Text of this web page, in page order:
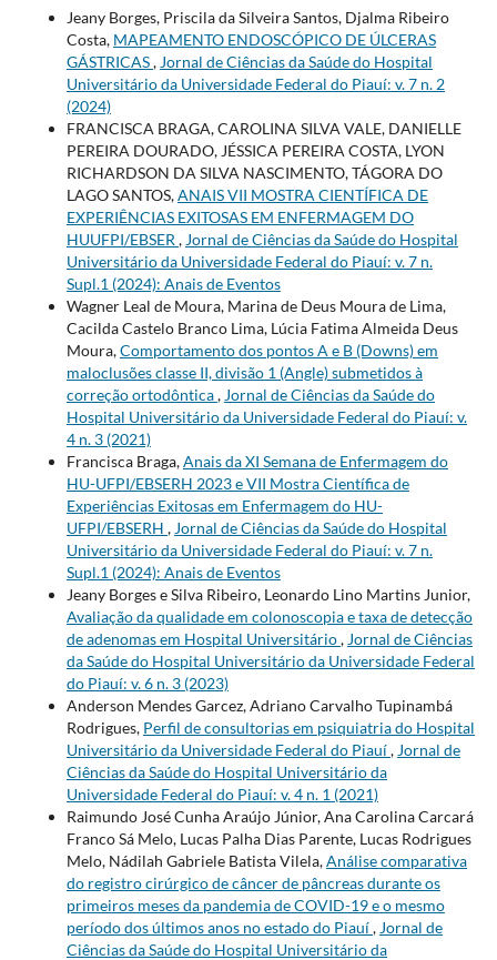
Jeany Borges, Priscila da Silveira Santos, Djalma Ribeiro
Costa, MAPEAMENTO ENDOSCÓPICO DE ÚLCERAS
GÁSTRICAS, Jornal de Ciências da Saúde do Hospital
Universitário da Universidade Federal do Piauí: v. 7 n. 2
(2024)
FRANCISCA BRAGA, CAROLINA SILVA VALE, DANIELLE
PEREIRA DOURADO, JÉSSICA PEREIRA COSTA, LYON
RICHARDSON DA SILVA NASCIMENTO, TÁGORA DO
LAGO SANTOS,ANAIS VII MOSTRA CIENTÍFICA DE
EXPERIÊNCIAS EXITOSAS EM ENFERMAGEM DO
HUUFPI/EBSER , Jornal de Ciências da Saúde do Hospital
Universitário da Universidade Federal do Piauí: v. 7 n.
Supl.1 (2024): Anais de Eventos
Wagner Leal de Moura, Marina de Deus Moura de Lima,
Cacilda Castelo Branco Lima, Lúcia Fatima Almeida Deus
Moura,Comportamento dos pontos A e B (Downs) em
maloclusões classe II, divisão 1 (Angle) submetidos à
correção ortodôntica, Jornal de Ciências da Saúde do
Hospital Universitário da Universidade Federal do Piauí: v.
4 n. 3 (2021)
Francisca Braga,Anais da XI Semana de Enfermagem do
HU-UFPI/EBSERH 2023 e VII Mostra Científica de
Experiências Exitosas em Enfermagem do HU-
UFPI/EBSERH , Jornal de Ciências da Saúde do Hospital
Universitário da Universidade Federal do Piauí: v. 7 n.
Supl.1 (2024): Anais de Eventos
Jeany Borges e Silva Ribeiro, Leonardo Lino Martins Junior,
Avaliação da qualidade em colonoscopia e taxa de detecção
de adenomas em Hospital Universitário, Jornal de Ciências
da Saúde do Hospital Universitário da Universidade Federal
do Piauí: v. 6 n. 3 (2023)
Anderson Mendes Garcez, Adriano Carvalho Tupinambá
Rodrigues, Perfil de consultorias em psiquiatria do Hospital
Universitário da Universidade Federal do Piauí, Jornal de
Ciências da Saúde do Hospital Universitário da
Universidade Federal do Piauí: v. 4 n. 1 (2021)
Raimundo José Cunha Araújo Júnior, Ana Carolina Carcará
Franco Sá Melo, Lucas Palha Dias Parente, Lucas Rodrigues
Melo, Nádilah Gabriele Batista Vilela,Análise comparativa
do registro cirúrgico de câncer de pâncreas durante os
primeiros meses da pandemia de COVID-19 e o mesmo
período dos últimos anos no estado do Piauí, Jornal de
Ciências da Saúde do Hospital Universitário da